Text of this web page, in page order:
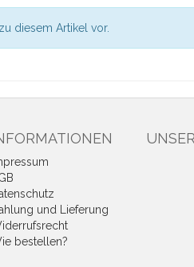
diesem Artikel vor.
und Lieferung
bestellen?